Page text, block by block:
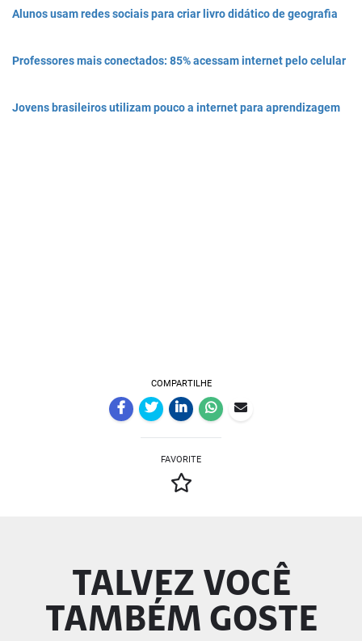
Alunos usam redes sociais para criar livro didático de geografia
Professores mais conectados: 85% acessam internet pelo celular
Jovens brasileiros utilizam pouco a internet para aprendizagem
COMPARTILHE
FAVORITE
TALVEZ VOCÊ
TAMBÉM GOSTE